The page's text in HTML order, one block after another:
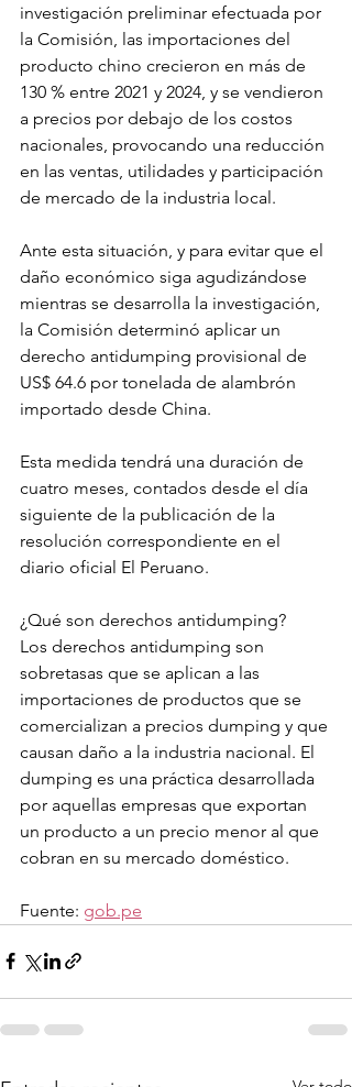
investigación preliminar efectuada por
la Comisión, las importaciones del
producto chino crecieron en más de
130 % entre 2021 y 2024, y se vendieron
a precios por debajo de los costos
nacionales, provocando una reducción
en las ventas, utilidades y participación
de mercado de la industria local.
Ante esta situación, y para evitar que el
daño económico siga agudizándose
mientras se desarrolla la investigación,
la Comisión determinó aplicar un
derecho antidumping provisional de
US$ 64.6 por tonelada de alambrón
importado desde China.
Esta medida tendrá una duración de
cuatro meses, contados desde el día
siguiente de la publicación de la
resolución correspondiente en el
diario oficial El Peruano.
¿Qué son derechos antidumping?
Los derechos antidumping son
sobretasas que se aplican a las
importaciones de productos que se
comercializan a precios dumping y que
causan daño a la industria nacional. El
dumping es una práctica desarrollada
por aquellas empresas que exportan
un producto a un precio menor al que
cobran en su mercado doméstico.
Fuente: gob.pe